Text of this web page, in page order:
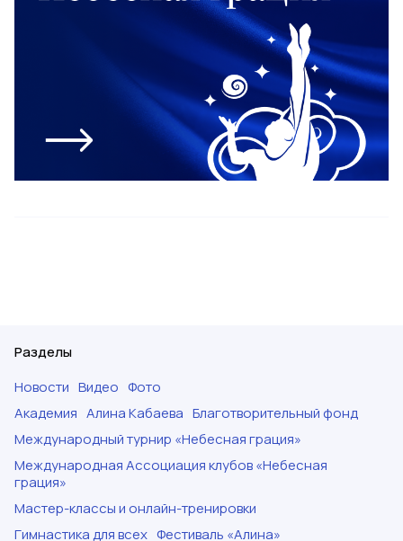
Разделы
Новости Видео Фото
Академия Алина Кабаева Благотворительный фонд
Международный турнир «Небесная грация»
Международная Ассоциация клубов «Небесная
грация»
Мастер-классы и онлайн-тренировки
Гимнастика для всех Фестиваль «Алина»